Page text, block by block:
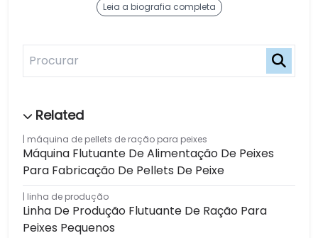
Leia a biografia completa
máquina de pellets de ração para peixes
Máquina Flutuante De Alimentação De Peixes
Para Fabricação De Pellets De Peixe
linha de produção
Linha De Produção Flutuante De Ração Para
Peixes Pequenos